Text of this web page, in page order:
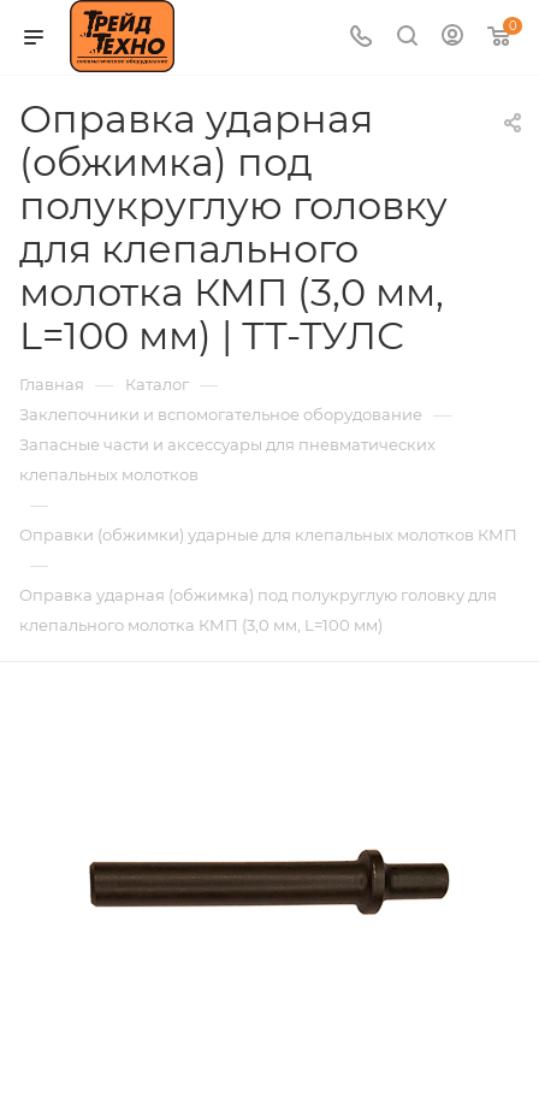
0
Оправка ударная
(обжимка) под
полукруглую головку
для клепального
молотка КМП (3,0 мм,
L=100 мм) | ТТ-ТУЛС
Главная — Каталог —
Заклепочники и вспомогательное оборудование —
Запасные части и аксессуары для пневматических
клепальных молотков
—
Оправки (обжимки) ударные для клепальных молотков КМП
—
Оправка ударная (обжимка) под полукруглую головку для
клепального молотка КМП (3,0 мм, L=100 мм)